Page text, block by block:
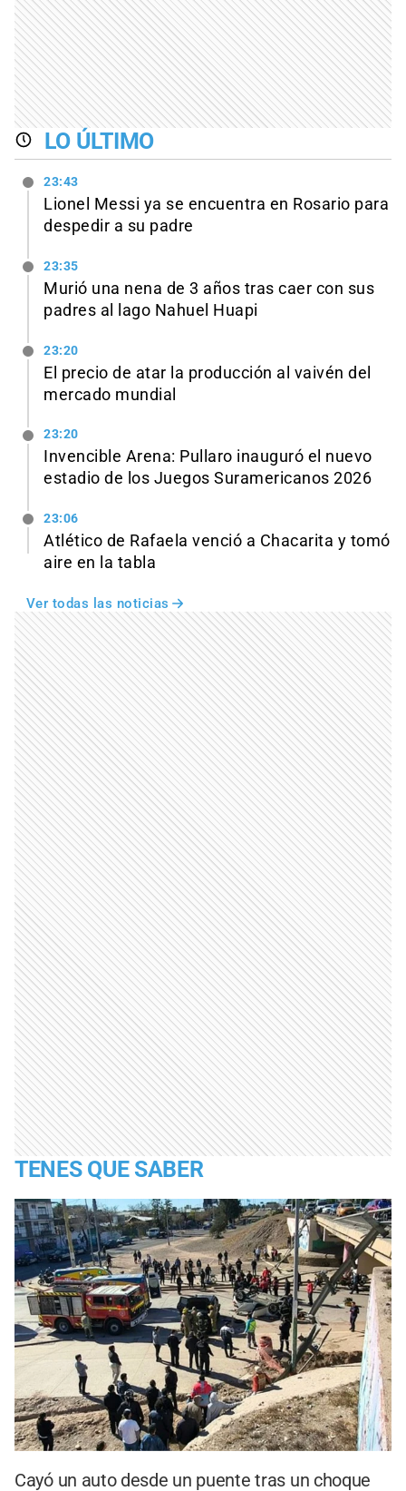
LO ÚLTIMO
23:43
Lionel Messi ya se encuentra en Rosario para
despedir a su padre
23:35
Murió una nena de 3 años tras caer con sus
padres al lago Nahuel Huapi
23:20
El precio de atar la producción al vaivén del
mercado mundial
23:20
Invencible Arena: Pullaro inauguró el nuevo
estadio de los Juegos Suramericanos 2026
23:06
Atlético de Rafaela venció a Chacarita y tomó
aire en la tabla
Ver todas las noticias
TENES QUE SABER
Cayó un auto desde un puente tras un choque